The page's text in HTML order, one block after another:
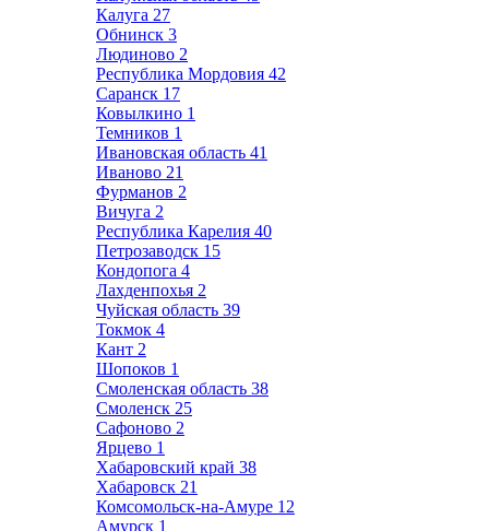
Калуга 27
Обнинск 3
Людиново 2
Республика Мордовия 42
Саранск 17
Ковылкино 1
Темников 1
Ивановская область 41
Иваново 21
Фурманов 2
Вичуга 2
Республика Карелия 40
Петрозаводск 15
Кондопога 4
Лахденпохья 2
Чуйская область 39
Токмок 4
Кант 2
Шопоков 1
Смоленская область 38
Смоленск 25
Сафоново 2
Ярцево 1
Хабаровский край 38
Хабаровск 21
Комсомольск-на-Амуре 12
Амурск 1